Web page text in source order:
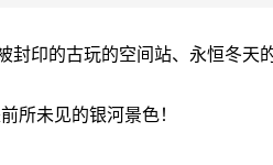
封印的古玩的空间站、永恒冬天
所未见的银河景色！